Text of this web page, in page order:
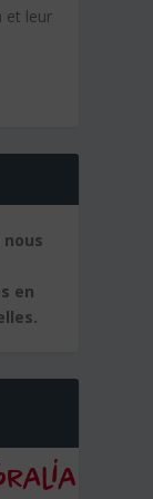
et leur
en